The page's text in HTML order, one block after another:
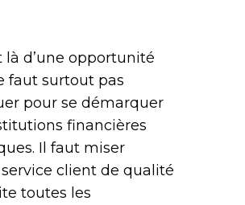
là d’une opportunité
faut surtout pas
pour se démarquer
financières
Il faut miser
client de qualité
toutes les